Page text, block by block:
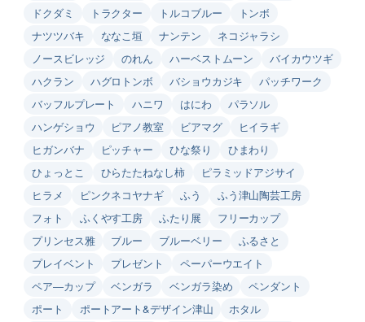
ドクダミ
トラクター トルコブルー
トンボ
ナツツバキ
ななこ垣 ナンテン
ネコジャラシ
ノースビレッジ
のれん ハーベストムーン
バイカウツギ
ハクラン
ハグロトンボ バショウカジキ
パッチワーク
バッフルプレート
ハニワ はにわ
パラソル
ハンゲショウ
ピアノ教室 ビアマグ
ヒイラギ
ヒガンバナ
ピッチャー ひな祭り
ひまわり
ひょっとこ
ひらたたねなし柿
ピラミッドアジサイ
ヒラメ
ピンクネコヤナギ ふう
ふう津山陶芸工房
フォト
ふくやす工房 ふたり展
フリーカップ
プリンセス雅
ブルー ブルーベリー
ふるさと
プレイベント
プレゼント
ペーパーウエイト
ペア―カップ
ベンガラ ベンガラ染め
ペンダント
ポート
ポートアート&デザイン津山
ホタル